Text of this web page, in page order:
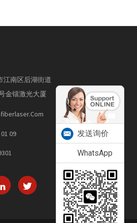
江南区后湖街道
金镭激光大厦
09 发送询价
WhatsApp